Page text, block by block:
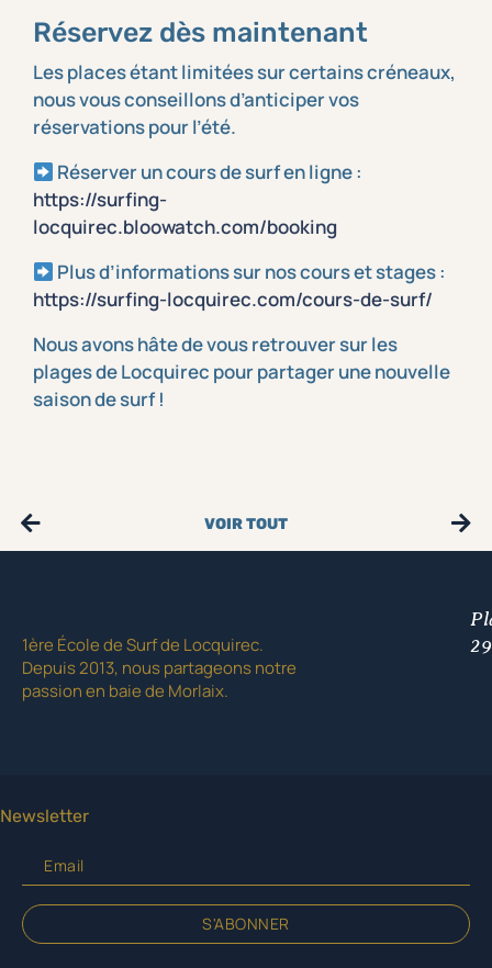
Réservez dès maintenant
Les places étant limitées sur certains créneaux,
nous vous conseillons d’anticiper vos
réservations pour l’été.
Réserver un cours de surf en ligne :
https://surfing-
locquirec.bloowatch.com/booking
Plus d’informations sur nos cours et stages :
https://surfing-locquirec.com/cours-de-surf/
Nous avons hâte de vous retrouver sur les
plages de Locquirec pour partager une nouvelle
saison de surf !
VOIR TOUT
1ère École de Surf de Locquirec.
Depuis 2013, nous partageons notre
passion en baie de Morlaix.
Newsletter
S'ABONNER